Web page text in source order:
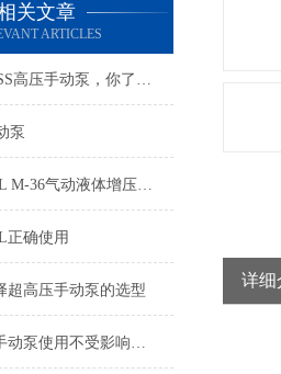
关文章
ARTICLES
关于EUPRESS高压手动泵，你了解多少？
泵
上海HASKEL M-36气动液体增压泵现货供应
正确使用
超高压手动泵的选型
为了超高压手动泵使用不受影响，小编总结了八大保养方法！
详细